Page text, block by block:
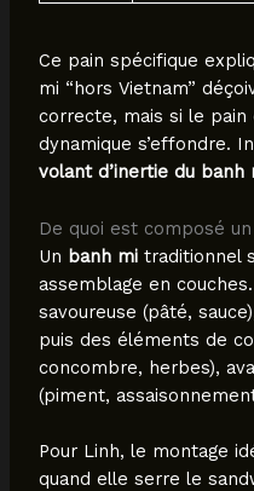
Ce pain spécifique
mi “hors Vietnam”
correcte, mais si le
dynamique s’effondre.
volant d’inertie du banh
De quoi est composé
Un banh mitraditionnel
assemblage en
savoureuse (pâté,
puis des éléments de
concombre, herbes),
(piment,
Pour Linh, le montage
quand elle serre le